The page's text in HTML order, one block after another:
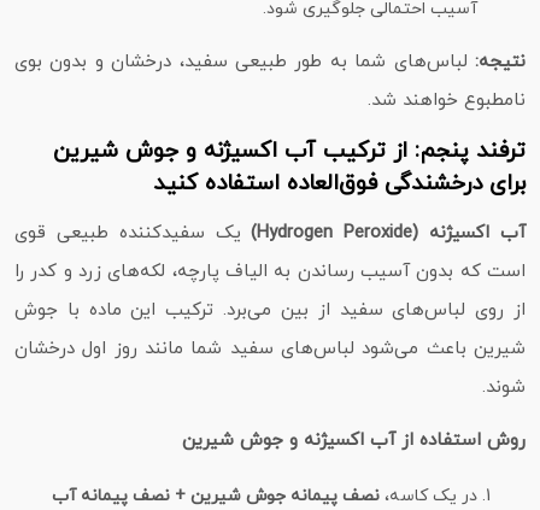
آسیب احتمالی جلوگیری شود.
نتیجه: لباس‌های شما به طور طبیعی سفید، درخشان و بدون بوی
نامطبوع خواهند شد.
ترفند پنجم: از ترکیب آب اکسیژنه و جوش شیرین
برای درخشندگی فوق‌العاده استفاده کنید
آب اکسیژنه (Hydrogen Peroxide)
یک سفیدکننده طبیعی قوی
است که بدون آسیب رساندن به الیاف پارچه، لکه‌های زرد و کدر را
از روی لباس‌های سفید از بین می‌برد. ترکیب این ماده با جوش
شیرین باعث می‌شود لباس‌های سفید شما مانند روز اول درخشان
شوند.
روش استفاده از آب اکسیژنه و جوش شیرین
در یک کاسه، نصف پیمانه جوش شیرین + نصف پیمانه آب